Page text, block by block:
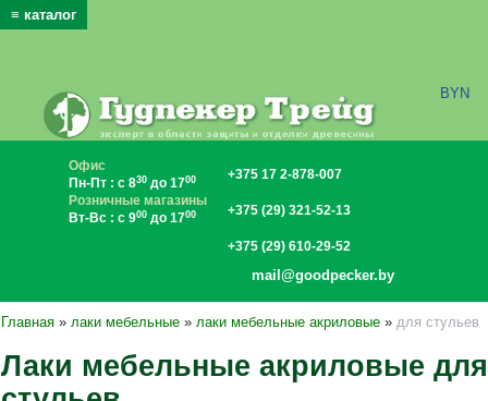
x
≡ каталог
BYN
Офис
Пн-Пт : с 830 до 1700
Розничные магазины
Вт-Вс : с 900 до 1700
+375 17 2-878-007
+375 (29) 321-52-13
+375 (29) 610-29-52
mail@goodpecker.by
Главная » лаки мебельные » лаки мебельные акриловые » для стульев
Лаки мебельные акриловые для